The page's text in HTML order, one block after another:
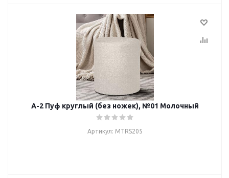
А-2 Пуф круглый (без ножек), №01 Молочный
Артикул: MTRS205